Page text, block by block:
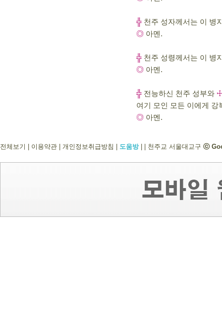
╬ 천주 성자께서는 이 병
◎ 아멘.
╬ 천주 성령께서는 이 병
◎ 아멘.
╬ 전능하신 천주 성부와
여기 모인 모든 이에게 강
◎ 아멘.
전체보기 이용약관 개인정보취급방침 도움방 천주교 서울대교구 ⓒ